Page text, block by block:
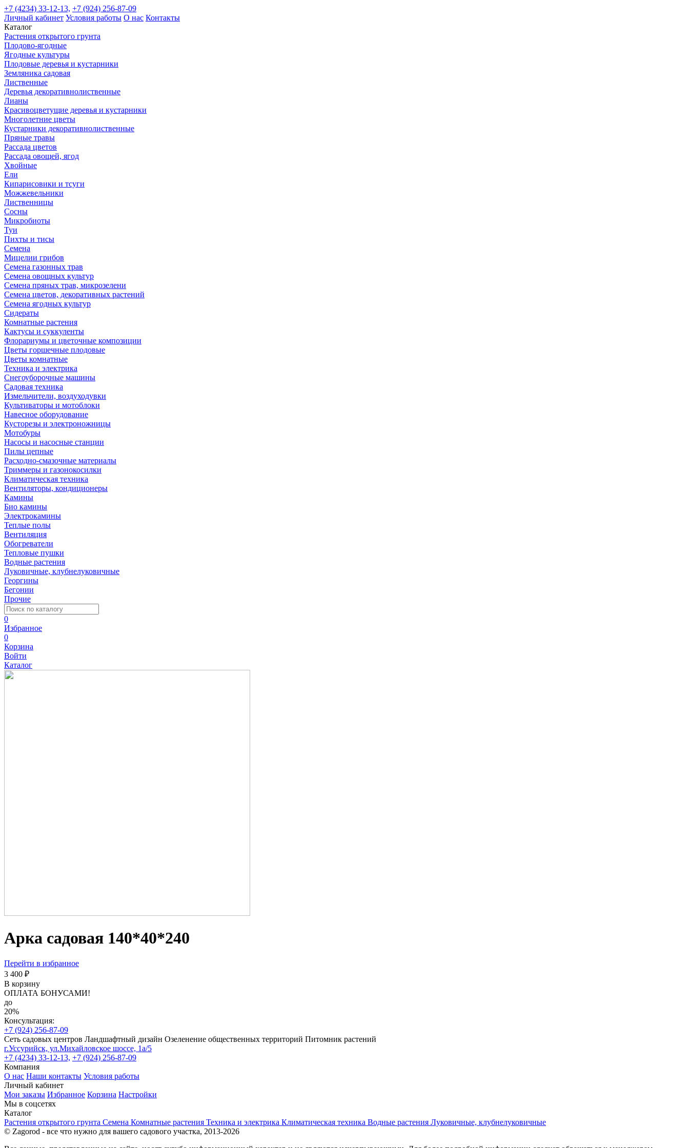
+7 (4234) 33-12-13, +7 (924) 256-87-09
Личный кабинет Условия работы О нас Контакты
Каталог
Растения открытого грунта
Плодово-ягодные
Ягодные культуры
Плодовые деревья и кустарники
Земляника садовая
Лиственные
Деревья декоративнолиственные
Лианы
Красивоцветущие деревья и кустарники
Многолетние цветы
Кустарники декоративнолиственные
Пряные травы
Рассада цветов
Рассада овощей, ягод
Хвойные
Ели
Кипарисовики и тсуги
Можжевельники
Лиственницы
Сосны
Микробиоты
Туи
Пихты и тисы
Семена
Мицелии грибов
Семена газонных трав
Семена овощных культур
Семена пряных трав, микрозелени
Семена цветов, декоративных растений
Семена ягодных культур
Сидераты
Комнатные растения
Кактусы и суккуленты
Флорариумы и цветочные композиции
Цветы горшечные плодовые
Цветы комнатные
Техника и электрика
Снегоуборочные машины
Садовая техника
Измельчители, воздуходувки
Культиваторы и мотоблоки
Навесное оборудование
Кусторезы и электроножницы
Мотобуры
Насосы и насосные станции
Пилы цепные
Расходно-смазочные материалы
Триммеры и газонокосилки
Климатическая техника
Вентиляторы, кондиционеры
Камины
Био камины
Электрокамины
Теплые полы
Вентиляция
Обогреватели
Тепловые пушки
Водные растения
Луковичные, клубнелуковичные
Георгины
Бегонии
Прочие
0
Избранное
0
Корзина
Войти
Каталог
Арка садовая 140*40*240
Перейти в избранное
3 400 ₽
В корзину
ОПЛАТА БОНУСАМИ!
до
20%
Консультация:
+7 (924) 256-87-09
Сеть садовых центров Ландшафтный дизайн Озеленение общественных территорий Питомник растений
г.Уссурийск, ул.Михайловское шоссе, 1а/5
+7 (4234) 33-12-13, +7 (924) 256-87-09
Компания
О нас Наши контакты Условия работы
Личный кабинет
Мои заказы Избранное Корзина Настройки
Мы в соцсетях
Каталог
Растения открытого грунта Семена Комнатные растения Техника и электрика Климатическая техника Водные растения Луковичные, клубнелуковичные
© Zagorod - все что нужно для вашего садового участка, 2013-2026